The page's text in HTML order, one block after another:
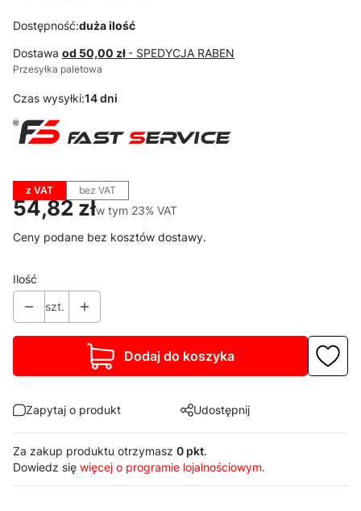
Dostępność:duża ilość
Dostawa od 50,00 zł - SPEDYCJA RABEN
Przesyłka paletowa
Czas wysyłki:14 dni
z VAT bez VAT
Cena
54,82 złw tym 23% VAT
w tym 23% VAT
Ceny podane bez kosztów dostawy.
Ilość
szt.
Dodaj do koszyka
Zapytaj o produkt Udostępnij
Za zakup produktu otrzymasz 0 pkt.
Dowiedz się więcej o programie lojalnościowym.